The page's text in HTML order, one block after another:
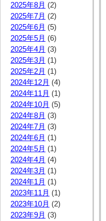
2025年8月 (2)
2025年7月 (2)
2025年6月 (5)
2025年5月 (6)
2025年4月 (3)
2025年3月 (1)
2025年2月 (1)
2024年12月 (4)
2024年11月 (1)
2024年10月 (5)
2024年8月 (3)
2024年7月 (3)
2024年6月 (1)
2024年5月 (1)
2024年4月 (4)
2024年3月 (1)
2024年1月 (1)
2023年11月 (1)
2023年10月 (2)
2023年9月 (3)